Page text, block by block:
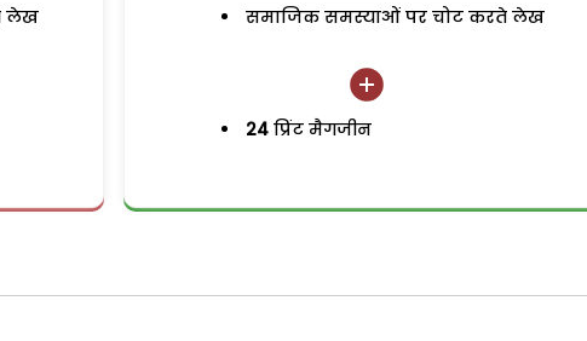
लेख समाजिक समस्याओं पर चोट करते लेख
24 प्रिंट मैगजीन